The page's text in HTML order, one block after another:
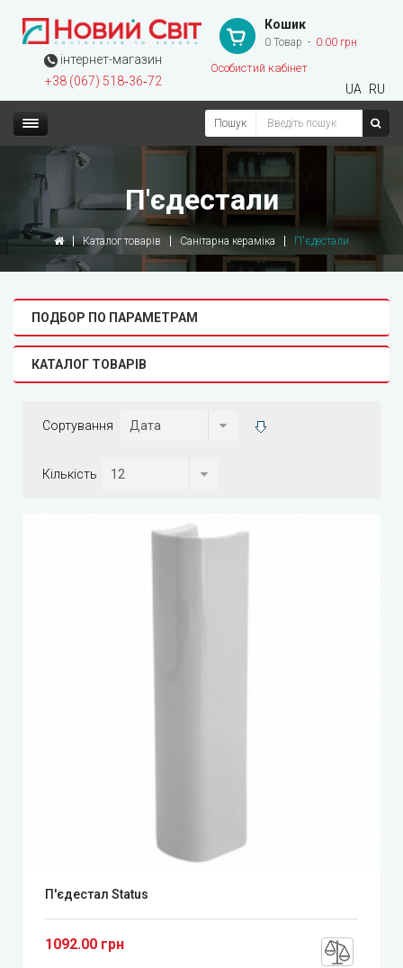
інтернет-магазин
+38 (067) 518‑36‑72
Кошик
0 Товар 0.00 грн
Особистий кабінет
UA RU
Пошук
П'єдестали
Каталог товарів Санітарна кераміка П'єдестали
ПОДБОР ПО ПАРАМЕТРАМ
КАТАЛОГ ТОВАРІВ
Сортування
Кількість
П'єдестал Status
1092.00 грн